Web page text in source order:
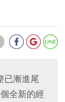
已漸進尾
全新的經